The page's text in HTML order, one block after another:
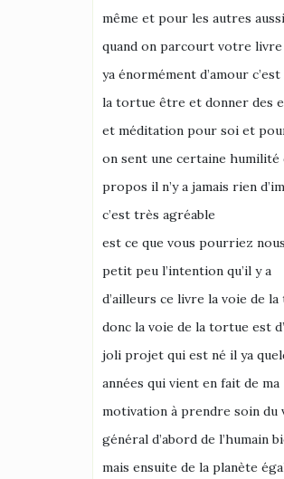
même et pour les autres aussi
quand on parcourt votre
ya énormément d’amour
la tortue être et donner des
et méditation pour soi et
on sent une certaine humilité
propos il n’y a jamais rien
c’est très agréable
est ce que vous pourriez
petit peu l’intention qu’il y a
d’ailleurs ce livre la voie de
donc la voie de la tortue est
joli projet qui est né il ya
années qui vient en fait de ma
motivation à prendre soin du
général d’abord de l’humain
mais ensuite de la planète